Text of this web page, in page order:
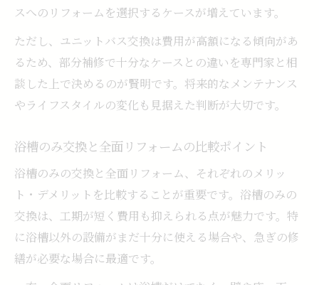
スへのリフォームを選択するケースが増えています。
ただし、ユニットバス交換は費用が高額になる傾向があ
るため、部分補修で十分なケースとの違いを専門家と相
談した上で決めるのが賢明です。将来的なメンテナンス
やライフスタイルの変化も見据えた判断が大切です。
浴槽のみ交換と全面リフォームの比較ポイント
浴槽のみの交換と全面リフォーム、それぞれのメリッ
ト・デメリットを比較することが重要です。浴槽のみの
交換は、工期が短く費用も抑えられる点が魅力です。特
に浴槽以外の設備がまだ十分に使える場合や、急ぎの修
繕が必要な場合に最適です。